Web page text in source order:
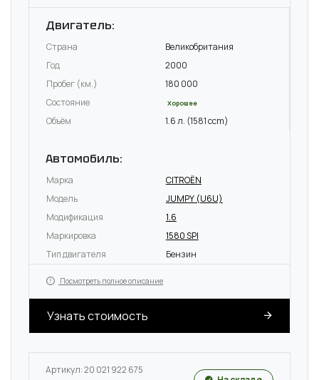
Двигатель:
Страна
Великобритания
Год
2000
Пробег (км.)
180 000
Состояние
Хорошее
Объём 1.6 л. (1581 ccm)
Автомобиль:
Марка
CITROËN
Модель
JUMPY (U6U)
Модификация
1.6
Маркировка
1580 SPI
Тип двигателя
Бензин
Посмотреть полное описание
Узнать стоимость
Артикул: 20 021 922 675